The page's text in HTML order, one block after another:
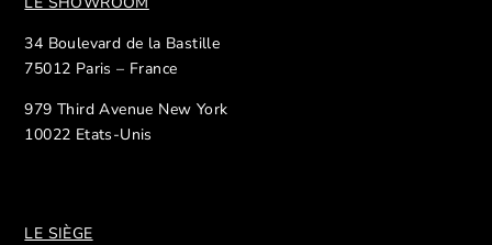
34 Boulevard de la Bastille
75012 Paris – France
979 Third Avenue New York
10022 Etats-Unis
LE SIÈGE